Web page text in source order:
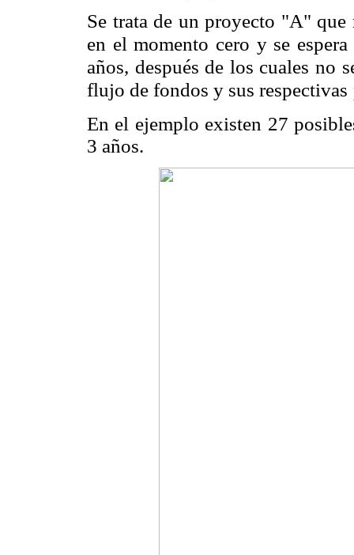
Se trata de un proyecto "A"
en el momento cero y se
años, después de los cuales no
flujo de fondos y sus respectivas
En el ejemplo existen 27
3 años.